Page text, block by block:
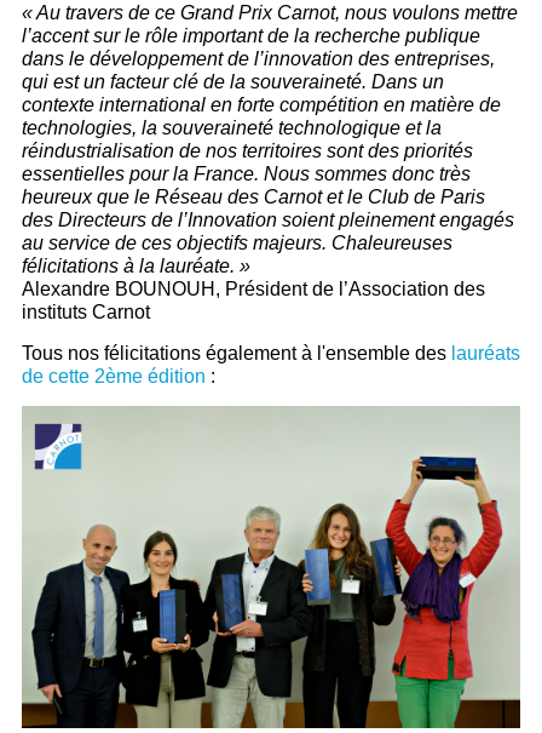
« Au travers de ce Grand Prix Carnot, nous voulons mettre
l’accent sur le rôle important de la recherche publique
dans le développement de l’innovation des entreprises,
qui est un facteur clé de la souveraineté. Dans un
contexte international en forte compétition en matière de
technologies, la souveraineté technologique et la
réindustrialisation de nos territoires sont des priorités
essentielles pour la France. Nous sommes donc très
heureux que le Réseau des Carnot et le Club de Paris
des Directeurs de l’Innovation soient pleinement engagés
au service de ces objectifs majeurs. Chaleureuses
félicitations à la lauréate. »
Alexandre BOUNOUH, Président de l’Association des
instituts Carnot
Tous nos félicitations également à l'ensemble deslauréats
de cette 2ème édition :